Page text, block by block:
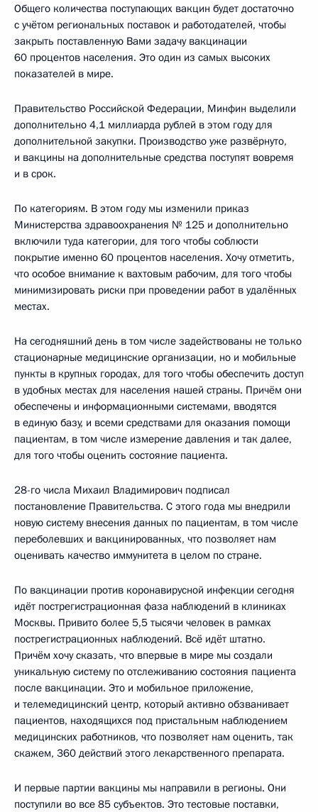
Общего количества поступающих вакцин будет достаточно
с учётом региональных поставок и работодателей, чтобы
закрыть поставленную Вами задачу вакцинации
60 процентов населения. Это один из самых высоких
показателей в мире.
Правительство Российской Федерации, Минфин выделили
дополнительно 4,1 миллиарда рублей в этом году для
дополнительной закупки. Производство уже развёрнуто,
и вакцины на дополнительные средства поступят вовремя
и в срок.
По категориям. В этом году мы изменили приказ
Министерства здравоохранения № 125 и дополнительно
включили туда категории, для того чтобы соблюсти
покрытие именно 60 процентов населения. Хочу отметить,
что особое внимание к вахтовым рабочим, для того чтобы
минимизировать риски при проведении работ в удалённых
местах.
На сегодняшний день в том числе задействованы не только
стационарные медицинские организации, но и мобильные
пункты в крупных городах, для того чтобы обеспечить доступ
в удобных местах для населения нашей страны. Причём они
обеспечены и информационными системами, вводятся
в единую базу, и всеми средствами для оказания помощи
пациентам, в том числе измерение давления и так далее,
для того чтобы оценить состояние пациента.
28-го числа Михаил Владимирович подписал
постановление Правительства. С этого года мы внедрили
новую систему внесения данных по пациентам, в том числе
переболевших и вакцинированных, что позволяет нам
оценивать качество иммунитета в целом по стране.
По вакцинации против коронавирусной инфекции сегодня
идёт пострегистрационная фаза наблюдений в клиниках
Москвы. Привито более 5,5 тысячи человек в рамках
пострегистрационных наблюдений. Всё идёт штатно.
Причём хочу сказать, что впервые в мире мы создали
уникальную систему по отслеживанию состояния пациента
после вакцинации. Это и мобильное приложение,
и телемедицинский центр, который активно обзванивает
пациентов, находящихся под пристальным наблюдением
медицинских работников, что позволяет нам оценить, так
скажем, 360 действий этого лекарственного препарата.
И первые партии вакцины мы направили в регионы. Они
поступили во все 85 субъектов. Это тестовые поставки,